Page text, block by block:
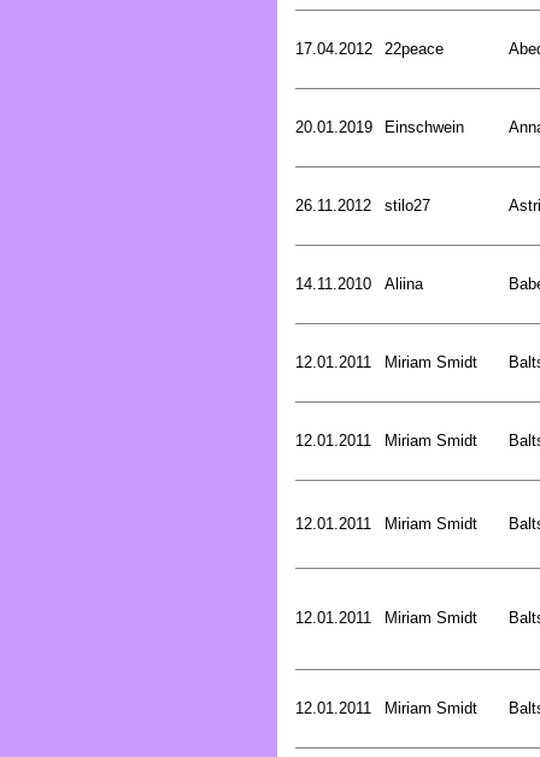
17.04.2012 22peace
20.01.2019 Einschwein
26.11.2012 stilo27
14.11.2010 Aliina
12.01.2011 Miriam Smidt
12.01.2011 Miriam Smidt
12.01.2011 Miriam Smidt
12.01.2011 Miriam Smidt
12.01.2011 Miriam Smidt